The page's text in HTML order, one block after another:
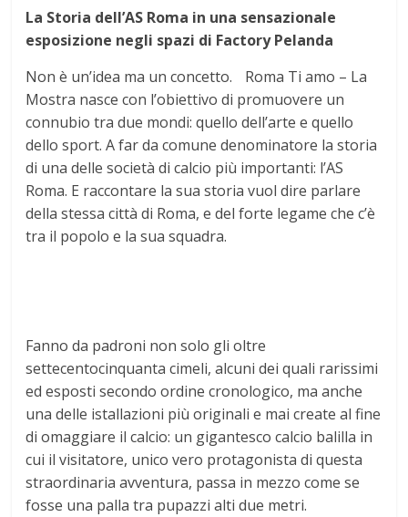
La Storia dell’AS Roma in una sensazionale
esposizione negli spazi di Factory Pelanda
Non è un’idea ma un concetto. Roma Ti amo – La
Mostra nasce con l’obiettivo di promuovere un
connubio tra due mondi: quello dell’arte e quello
dello sport. A far da comune denominatore la storia
di una delle società di calcio più importanti: l’AS
Roma. E raccontare la sua storia vuol dire parlare
della stessa città di Roma, e del forte legame che c’è
tra il popolo e la sua squadra.
Fanno da padroni non solo gli oltre
settecentocinquanta cimeli, alcuni dei quali rarissimi
ed esposti secondo ordine cronologico, ma anche
una delle istallazioni più originali e mai create al fine
di omaggiare il calcio: un gigantesco calcio balilla in
cui il visitatore, unico vero protagonista di questa
straordinaria avventura, passa in mezzo come se
fosse una palla tra pupazzi alti due metri.